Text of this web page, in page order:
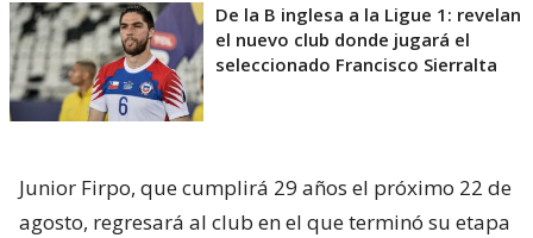
De la B inglesa a la Ligue 1: revelan
el nuevo club donde jugará el
seleccionado Francisco Sierralta
Junior Firpo, que cumplirá 29 años el próximo 22 de
agosto, regresará al club en el que terminó su etapa